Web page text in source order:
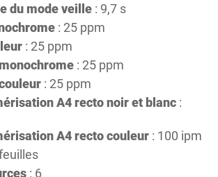
du mode veille : 9,7 s
: 25 ppm
: 25 ppm
: 25 ppm
: 25 ppm
A4 recto noir et blanc :
A4 recto couleur : 100 ipm
: 6